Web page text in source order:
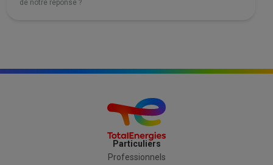
de notre réponse ?
Particuliers
Professionnels